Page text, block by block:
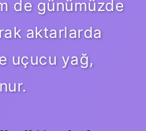
de günümüzde
aktarlarda
uçucu yağ,